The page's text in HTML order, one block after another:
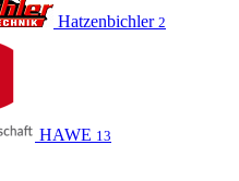
Hatzenbichler 2
HAWE 13